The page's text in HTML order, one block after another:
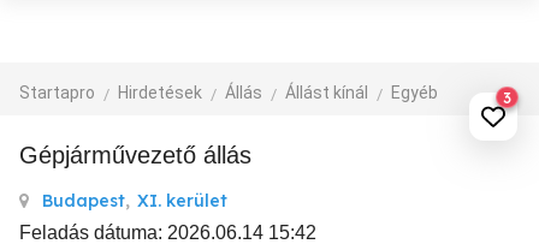
Startapro Hirdetések Állás Állást kínál Egyéb 3
Gépjárművezető állás
Budapest, XI. kerület
Feladás dátuma: 2026.06.14 15:42